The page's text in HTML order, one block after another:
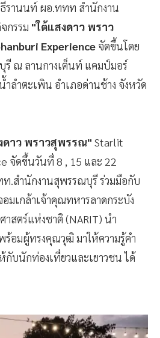
รานนท์ ผอ.ททท สำนักงาน
กรรม "ใต้แสงดาว พราว
Experience จัดขึ้นโดย
ณ ลานกางเต็นท์ แคมป์มอร์
ำลำตะเพิน อำเภอด่านช้าง จังหวัด
ดาว พราวสุพรรณ" Starlit
จัดขึ้นวันที่ 8 , 15 และ 22
.สำนักงานสุพรรณบุรี ร่วมมือกับ
มเกล้าเจ้าคุณทหารลาดกระบัง
าสตร์แห่งชาติ (NARIT) นำ
ร้อมผู้ทรงคุณวุฒิ มาให้ความรู้คำ
กับนักท่องเที่ยวและเยาวชน ได้